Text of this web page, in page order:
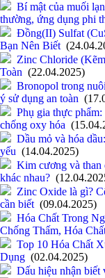
Bí mật của muối
thường, ứng dụng phi
Đồng(II) Sulfat
Bạn Nên Biết
Zinc Chloride
Toàn (22.04.2025)
Bronopol trong
ý sử dụng an toàn
Phụ gia thực phẩm:
chống oxy hóa
Dầu mỏ và hóa
yếu (14.04.2025)
Kim cương và than
khác nhau?
Zinc Oxide là gì?
cần biết (09.04.2025)
Hóa Chất Trong
Chống Thấm, Hóa
Top 10 Hóa Chất
Dụng (02.04.2025)
Dấu hiệu nhận biết